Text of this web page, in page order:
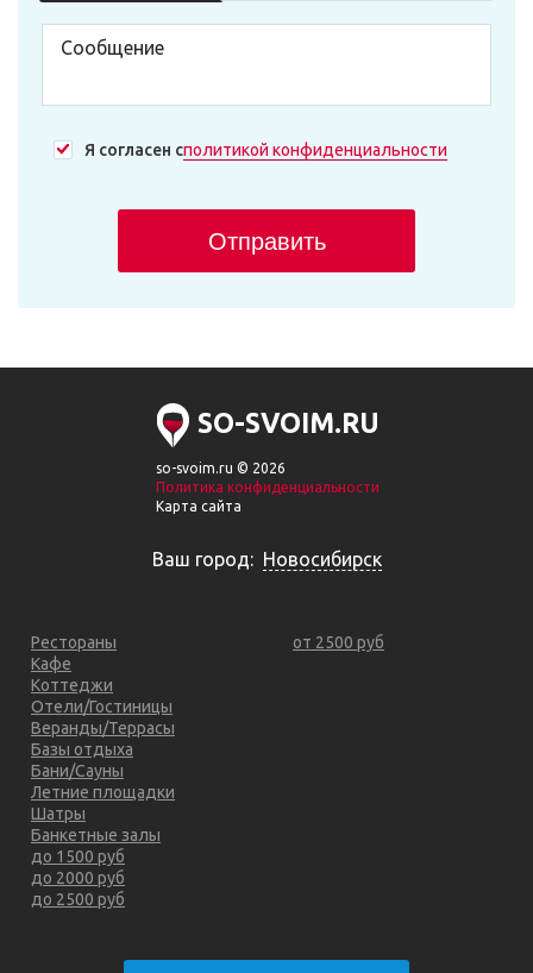
Я согласен сполитикой конфиденциальности
Отправить
SO-SVOIM.RU
so-svoim.ru © 2026
Политика конфиденциальности
Карта сайта
Ваш город: Новосибирск
Рестораны
Кафе
Коттеджи
Отели/Гостиницы
Веранды/Террасы
Базы отдыха
Бани/Сауны
Летние площадки
Шатры
Банкетные залы
до 1500 руб
до 2000 руб
до 2500 руб
от 2500 руб